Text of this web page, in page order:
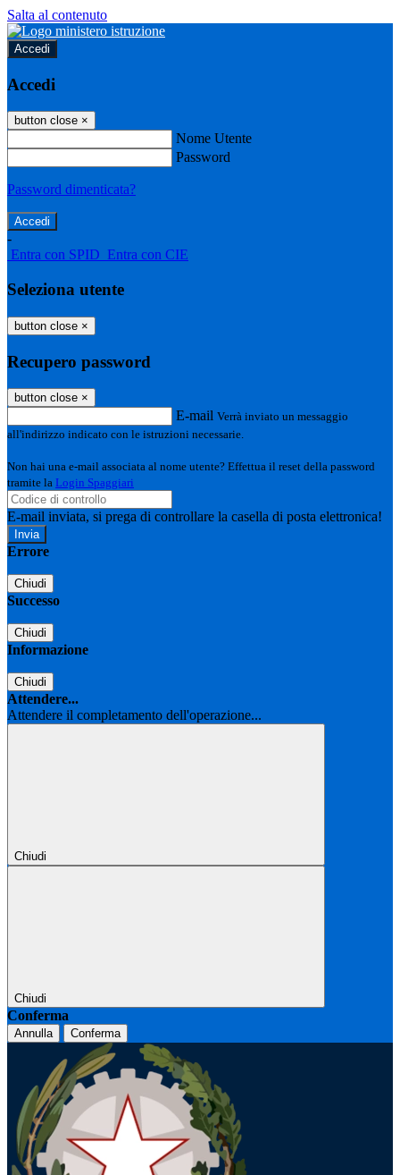
Salta al contenuto
Accedi
Accedi
button close ×
Nome Utente
Password
Password dimenticata?
-
Entra con SPID Entra con CIE
Seleziona utente
button close ×
Recupero password
button close ×
E-mail Verrà inviato un messaggio
all'indirizzo indicato con le istruzioni necessarie.
Non hai una e-mail associata al nome utente? Effettua il reset della password
tramite la Login Spaggiari
E-mail inviata, si prega di controllare la casella di posta elettronica!
Errore
Chiudi
Successo
Chiudi
Informazione
Chiudi
Attendere...
Attendere il completamento dell'operazione...
Chiudi
Chiudi
Conferma
Annulla Conferma